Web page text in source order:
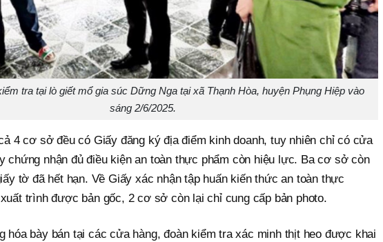
tra tại lò giết mổ gia súc Dững Nga tại xã Thạnh Hòa, huyện Phụng Hiệp vào
sáng 2/6/2025.
4 cơ sở đều có Giấy đăng ký địa điểm kinh doanh, tuy nhiên chỉ có cửa
chứng nhận đủ điều kiện an toàn thực phẩm còn hiệu lực. Ba cơ sở còn
tờ đã hết hạn. Về Giấy xác nhận tập huấn kiến thức an toàn thực
trình được bản gốc, 2 cơ sở còn lại chỉ cung cấp bản photo.
hóa bày bán tại các cửa hàng, đoàn kiểm tra xác minh thịt heo được khai